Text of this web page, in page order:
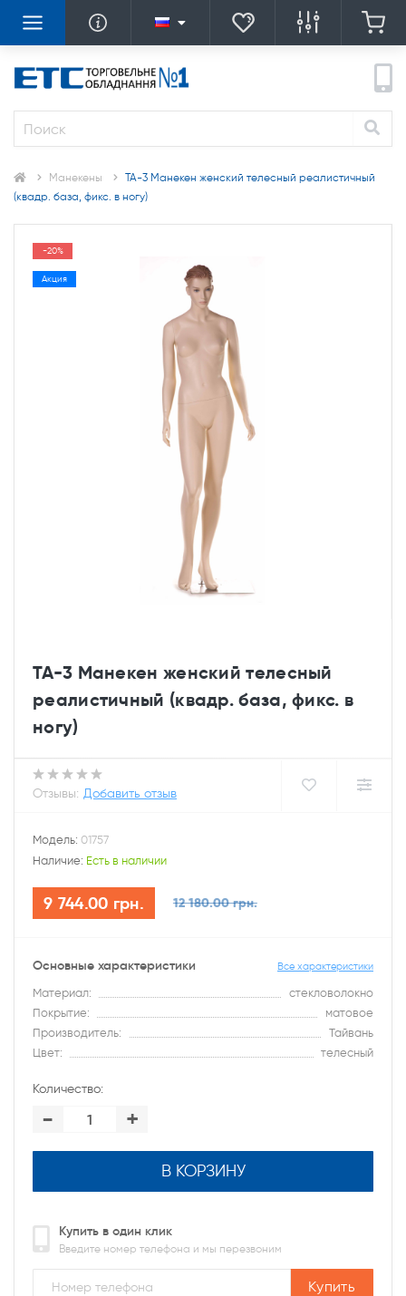
Манекены
TA-3 Манекен женский телесный реалистичный
(квадр. база, фикс. в ногу)
-20%
Акция
TA-3 Манекен женский телесный
реалистичный (квадр. база, фикс. в
ногу)
Отзывы: Добавить отзыв
Модель: 01757
Наличие: Есть в наличии
9 744.00 грн. 12 180.00 грн.
Основные характеристики Все характеристики
Материал:
стекловолокно
Покрытие:
матовое
Производитель:
Тайвань
Цвет:
телесный
Количество:
- +
В КОРЗИНУ
Купить в один клик
Введите номер телефона и мы перезвоним
Купить